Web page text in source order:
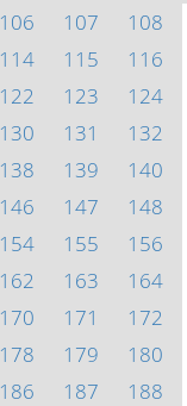
106 107
108
114 115
116
122 123
124
130 131
132
138 139
140
146 147
148
154 155
156
162 163
164
170 171
172
178 179
180
186 187
188